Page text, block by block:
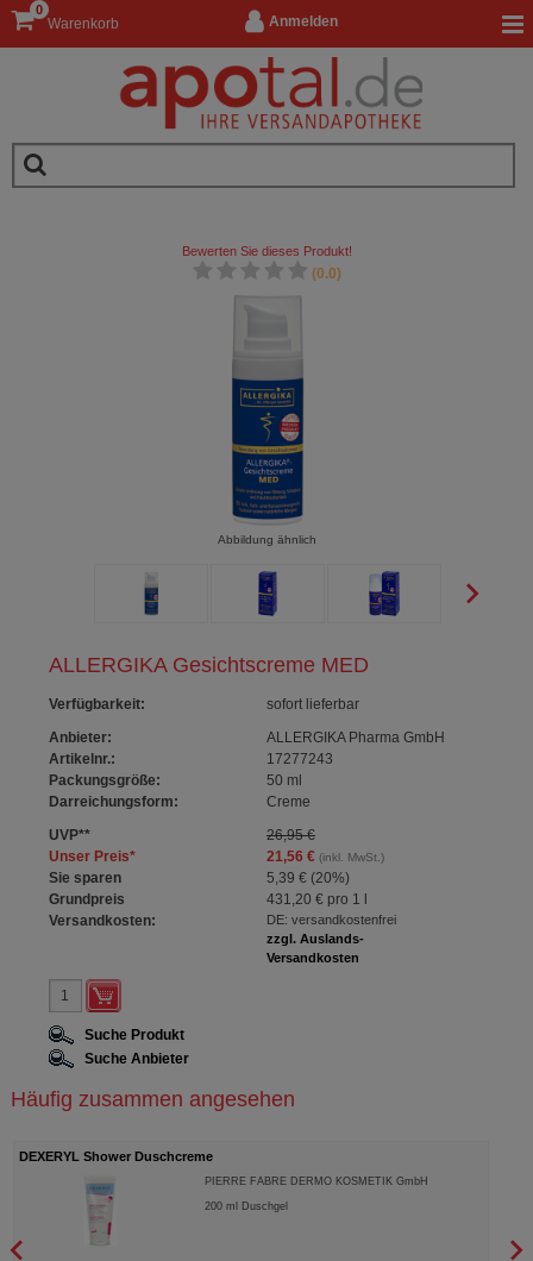
Anmelden
Warenkorb
0
ALLERGIKA Gesichtscreme MED
Verfügbarkeit:
sofort lieferbar
Anbieter:
ALLERGIKA Pharma GmbH
Artikelnr.:
17277243
Packungsgröße:
50 ml
Darreichungsform:
Creme
UVP**
26,95 €
Unser Preis* 21,56 €(inkl. MwSt.)
Sie sparen 5,39 € (20%)
Grundpreis
431,20 €pro 1 l
Versandkosten:
DE: versandkostenfrei
zzgl. Auslands-
Versandkosten
Bewerten Sie dieses Produkt!
(0.0)
Abbildung ähnlich
Suche Produkt
Suche Anbieter
Häufig zusammen angesehen
DEXERYL Shower Duschcreme
PIERRE FABRE DERMO KOSMETIK GmbH
200ml Duschgel